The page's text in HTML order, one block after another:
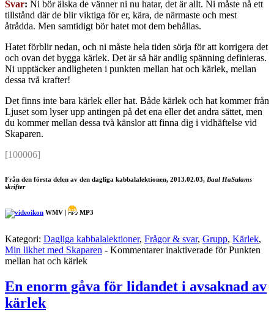
Svar: Ni bör älska de vänner ni nu hatar, det är allt. Ni måste nå ett
tillstånd där de blir viktiga för er, kära, de närmaste och mest
åtrådda. Men samtidigt bör hatet mot dem behållas.
Hatet förblir nedan, och ni måste hela tiden sörja för att korrigera det
och ovan det bygga kärlek. Det är så här andlig spänning definieras.
Ni upptäcker andligheten i punkten mellan hat och kärlek, mellan
dessa två krafter!
Det finns inte bara kärlek eller hat. Både kärlek och hat kommer från
Ljuset som lyser upp antingen på det ena eller det andra sättet, men
du kommer mellan dessa två känslor att finna dig i vidhäftelse vid
Skaparen.
[100006]
Från den första delen av den dagliga kabbalalektionen, 2013.02.03, Baal HaSulams
skrifter
WMV | MP3
Kategori: Dagliga kabbalalektioner, Frågor & svar, Grupp, Kärlek,
Min likhet med Skaparen - Kommentarer inaktiverade för Punkten
mellan hat och kärlek
En enorm gåva för lidandet i avsaknad av
kärlek